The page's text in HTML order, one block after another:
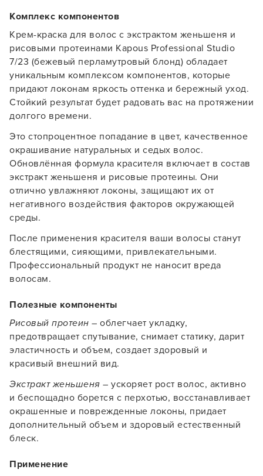
Комплекс компонентов
Крем-краска для волос с экстрактом женьшеня и
рисовыми протеинами Kapous Professional Studio
7/23 (бежевый перламутровый блонд) обладает
уникальным комплексом компонентов, которые
придают локонам яркость оттенка и бережный уход.
Стойкий результат будет радовать вас на протяжении
долгого времени.
Это стопроцентное попадание в цвет, качественное
окрашивание натуральных и седых волос.
Обновлённая формула красителя включает в состав
экстракт женьшеня и рисовые протеины. Они
отлично увлажняют локоны, защищают их от
негативного воздействия факторов окружающей
среды.
После применения красителя ваши волосы станут
блестящими, сияющими, привлекательными.
Профессиональный продукт не наносит вреда
волосам.
Полезные компоненты
Рисовый протеин – облегчает укладку,
предотвращает спутывание, снимает статику, дарит
эластичность и объем, создает здоровый и
красивый внешний вид.
Экстракт женьшеня – ускоряет рост волос, активно
и беспощадно борется с перхотью, восстанавливает
окрашенные и поврежденные локоны, придает
дополнительный объем и здоровый естественный
блеск.
Применение
Заяц–робот
В новом приложении RedHare Market для Android
смотреть товары и оформлять заказы — удобнее и